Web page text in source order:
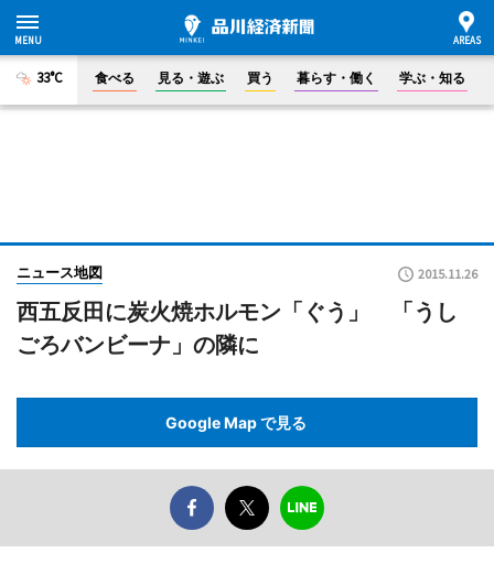
33°C 食べる 見る・遊ぶ 買う 暮らす・働く 学ぶ・知る
ニュース地図 2015.11.26
西五反田に炭火焼ホルモン「ぐう」 「うし
ごろバンビーナ」の隣に
Google Map で見る